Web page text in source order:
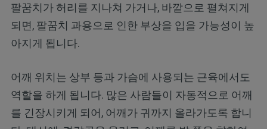
팔꿈치가 허리를 지나쳐 가거나, 바깥으로 펼쳐지게
되면, 팔꿈치 과용으로 인한 부상을 입을 가능성이 높
아지게 됩니다.
어깨 위치는 상부 등과 가슴에 사용되는 근육에서도
역할을 하게 됩니다. 많은 사람들이 자동적으로 어깨
를 긴장시키게 되어, 어깨가 귀까지 올라가도록 합니